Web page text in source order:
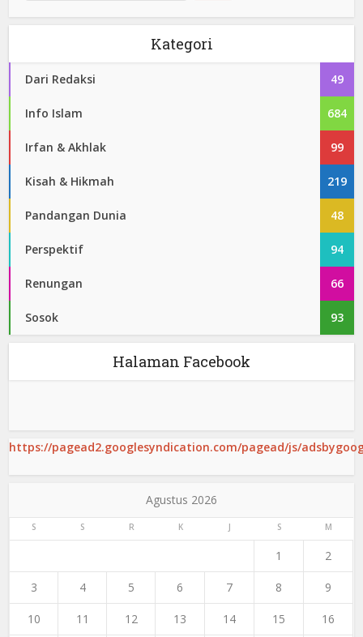
Kategori
Dari Redaksi 49
Info Islam 684
Irfan & Akhlak 99
Kisah & Hikmah 219
Pandangan Dunia 48
Perspektif 94
Renungan 66
Sosok 93
Halaman Facebook
https://pagead2.googlesyndication.com/pagead/js/
Agustus 2026
S S R K J S M
1 2
3 4 5 6 7 8 9
10 11 12 13 14 15 16